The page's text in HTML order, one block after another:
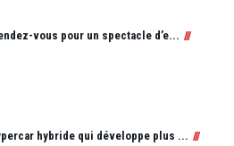
vous pour un spectacle d’e...
hybride qui développe plus ...